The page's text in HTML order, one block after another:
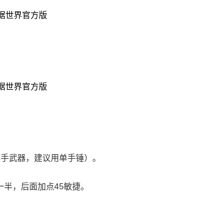
武器，建议用单手锤）。
，后面加点45敏捷。